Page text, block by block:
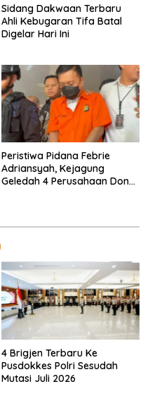
Sidang Dakwaan Terbaru
Ahli Kebugaran Tifa Batal
Digelar Hari Ini
Peristiwa Pidana Febrie
Adriansyah, Kejagung
Geledah 4 Perusahaan Don
4 Brigjen Terbaru Ke
Pusdokkes Polri Sesudah
Mutasi Juli 2026